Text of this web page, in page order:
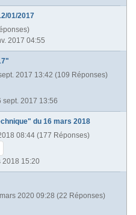
01/2017
2017 04:55
2017 13:42 (109 Réponses)
sept. 2017 13:56
du 16 mars 2018
08:44 (177 Réponses)
2018 15:20
2020 09:28 (22 Réponses)